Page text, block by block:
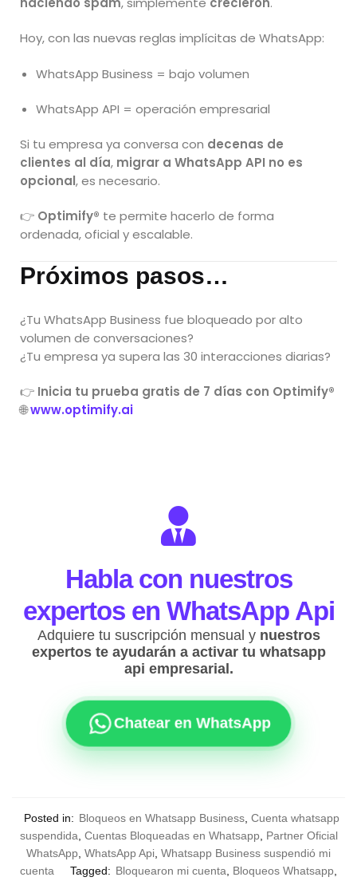
Hoy, con las nuevas reglas implícitas de WhatsApp:
WhatsApp Business = bajo volumen
WhatsApp API = operación empresarial
Si tu empresa ya conversa con decenas de
clientes al día, migrar a WhatsApp API no es
opcional, es necesario.
👉 Optimify® te permite hacerlo de forma
ordenada, oficial y escalable.
Próximos pasos…
¿Tu WhatsApp Business fue bloqueado por alto
volumen de conversaciones?
¿Tu empresa ya supera las 30 interacciones diarias?
👉 Inicia tu prueba gratis de 7 días con Optimify®
🌐www.optimify.ai
Habla con nuestros
expertos en WhatsApp Api
Adquiere tu suscripción mensual y nuestros
expertos te ayudarán a activar tu whatsapp
api empresarial.
Chatear en WhatsApp
Posted in: Bloqueos en Whatsapp Business, Cuenta whatsapp
suspendida, Cuentas Bloqueadas en Whatsapp, Partner Oficial
WhatsApp, WhatsApp Api, Whatsapp Business suspendió mi
cuenta
Tagged: Bloquearon mi cuenta, Bloqueos Whatsapp,